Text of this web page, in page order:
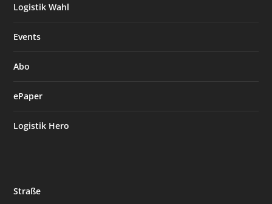
Logistik Wahl
Events
Abo
ePaper
Logistik Hero
Straße